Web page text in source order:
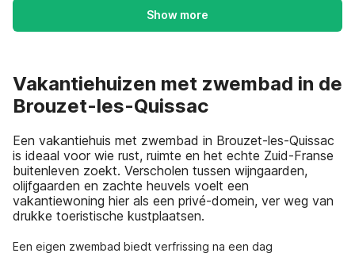
Show more
Vakantiehuizen met zwembad in de
Brouzet-les-Quissac
Een vakantiehuis met zwembad in Brouzet-les-Quissac
is ideaal voor wie rust, ruimte en het echte Zuid-Franse
buitenleven zoekt. Verscholen tussen wijngaarden,
olijfgaarden en zachte heuvels voelt een
vakantiewoning hier als een privé-domein, ver weg van
drukke toeristische kustplaatsen.
Een eigen zwembad biedt verfrissing na een dag